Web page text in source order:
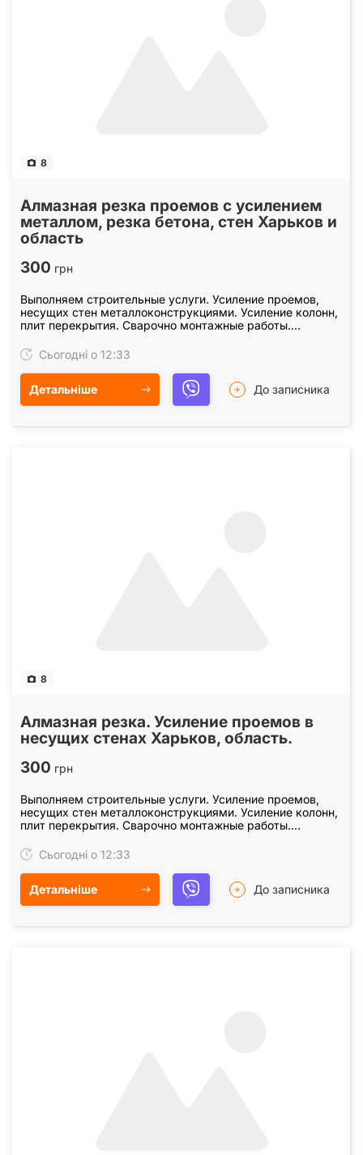
8
Алмазная резка проемов с усилением
металлом, резка бетона, стен Харьков и
область
300 грн
Выполняем строительные услуги. Усиление проемов,
несущих стен металлоконструкциями. Усиление колонн,
плит перекрытия. Сварочно монтажные работы.
Сьогодні о 12:33
Детальніше До записника
8
Алмазная резка. Усиление проемов в
несущих стенах Харьков, область.
300 грн
Выполняем строительные услуги. Усиление проемов,
несущих стен металлоконструкциями. Усиление колонн,
плит перекрытия. Сварочно монтажные работы.
Сьогодні о 12:33
Детальніше До записника